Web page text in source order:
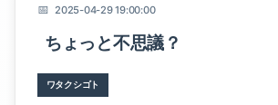
2025-04-29 19:00:00
ちょっと不思議？
ワタクシゴト